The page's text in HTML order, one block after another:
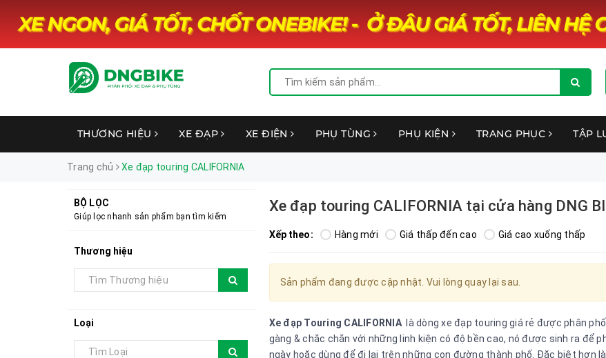
THƯƠNG HIỆU XE ĐẠP XE ĐIỆN PHỤ TÙNG PHỤ KIỆN TRANG PHỤC TẬP
Trang chủ Xe đạp touring CALIFORNIA
BỘ LỌC
Giúp lọc nhanh sản phẩm bạn tìm kiếm
Thương hiệu
Loại
Xe đạp touring CALIFORNIA tại cửa hàng DNG
Xếp theo: Hàng mới Giá thấp đến cao Giá cao xuống thấp
Sản phẩm đang được cập nhật. Vui lòng quay lại sau.
Xe đạp Touring CALIFORNIA
là dòng xe đạp touring giá rẻ được phân
gàng & chắc chắn với những linh kiện có độ bền cao, nó được sinh ra để
ngày hoặc dùng để đi lại trên những con đường thành phố. Đặc biệt hơn